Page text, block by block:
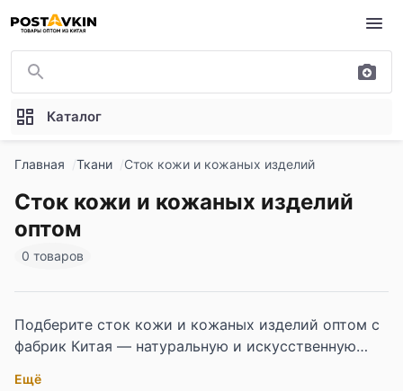
Перейти к основному содержимому
Каталог
Главная Ткани Сток кожи и кожаных изделий
Сток кожи и кожаных изделий
оптом
0 товаров
Подберите сток кожи и кожаных изделий оптом с
фабрик Китая — натуральную и искусственную
Ещё